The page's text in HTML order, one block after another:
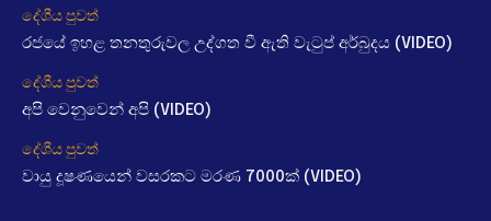
දේශීය පුවත්
රජයේ ඉහළ තනතුරුවල උද්ගත වී ඇති වැටුප් අර්බුදය (VIDEO)
දේශීය පුවත්
අපි වෙනුවෙන් අපි (VIDEO)
දේශීය පුවත්
වායු දූෂණයෙන් වසරකට මරණ 7000ක් (VIDEO)